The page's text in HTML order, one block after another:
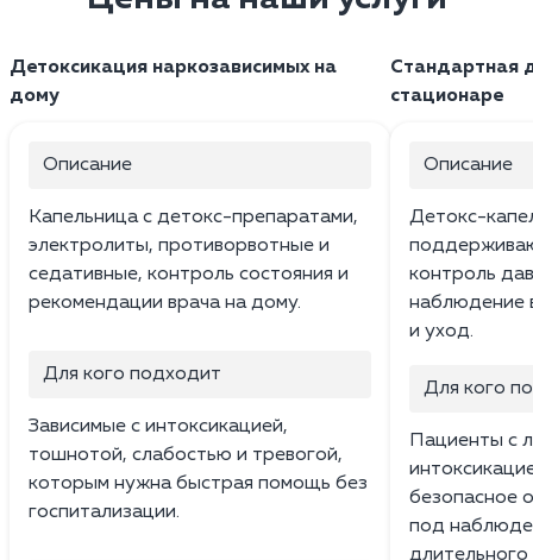
Детоксикация наркозависимых на
дому
Описание
Капельница с детокс-препаратами,
электролиты, противорвотные и
седативные, контроль состояния и
рекомендации врача на дому.
Для кого подходит
Зависимые с интоксикацией,
тошнотой, слабостью и тревогой,
которым нужна быстрая помощь без
госпитализации.
Стандартная
стационаре
Описание
Детокс-
контроль
наблюдение
и уход.
Для кого
Пациенты с
безопасное
под